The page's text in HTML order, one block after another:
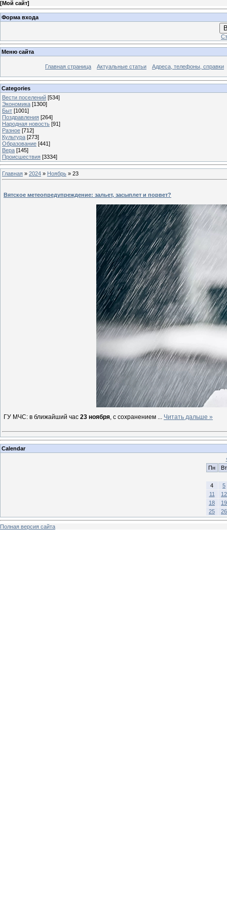
[Мой сайт]
Форма входа
Меню сайта
Главная страница Актуальные статьи Адреса, телефоны, справки
Categories
Вести поселений [534]
Экономика [1300]
Быт [1001]
Поздравления [264]
Народная новость [91]
Разное [712]
Культура [273]
Образование [441]
Вера [145]
Происшествия [3334]
Главная » 2024 » Ноябрь » 23
Вятское метеопредупреждение: зальет, засыплет и порвет?
ГУ МЧС: в ближайший час 23 ноября, с сохранением ... Читать дальше »
Calendar
Пн
Вт
4
5
11
12
18
19
25
26
Полная версия сайта